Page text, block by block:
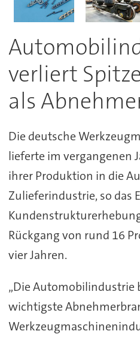
verliert
als
Die deutsche
lieferte im vergangenen
ihrer Produktion in die
Zulieferindustrie, so das
Rückgang von rund 16
vier Jahren.
„Die Automobilindustrie
wichtigste